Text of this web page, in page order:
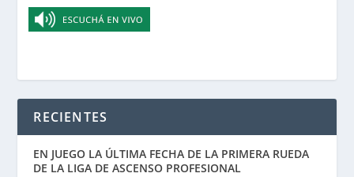
RECIENTES
EN JUEGO LA ÚLTIMA FECHA DE LA PRIMERA RUEDA
DE LA LIGA DE ASCENSO PROFESIONAL